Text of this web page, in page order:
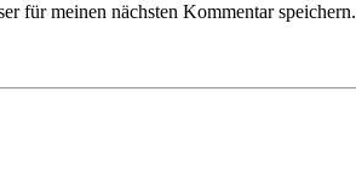
für meinen nächsten Kommentar speichern.